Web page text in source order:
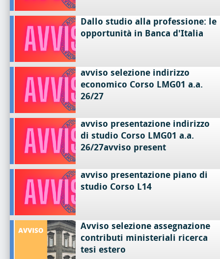
Dallo studio alla professione: le
opportunità in Banca d'Italia
avviso selezione indirizzo
economico Corso LMG01 a.a.
26/27
avviso presentazione indirizzo
di studio Corso LMG01 a.a.
26/27avviso present
avviso presentazione piano di
studio Corso L14
Avviso selezione assegnazione
contributi ministeriali ricerca
tesi estero